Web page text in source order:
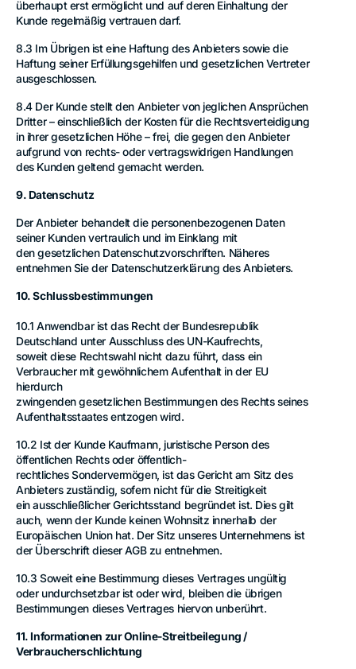
überhaupt erst ermöglicht und auf deren Einhaltung der
Kunde regelmäßig vertrauen darf.
8.3 Im Übrigen ist eine Haftung des Anbieters sowie die
Haftung seiner Erfüllungsgehilfen und gesetzlichen Vertreter
ausgeschlossen.
8.4 Der Kunde stellt den Anbieter von jeglichen Ansprüchen
Dritter – einschließlich der Kosten für die Rechtsverteidigung
in ihrer gesetzlichen Höhe – frei, die gegen den Anbieter
aufgrund von rechts- oder vertragswidrigen Handlungen
des Kunden geltend gemacht werden.
9. Datenschutz
Der Anbieter behandelt die personenbezogenen Daten
seiner Kunden vertraulich und im Einklang mit
den gesetzlichen Datenschutzvorschriften. Näheres
entnehmen Sie der Datenschutzerklärung des Anbieters.
10. Schlussbestimmungen
10.1 Anwendbar ist das Recht der Bundesrepublik
Deutschland unter Ausschluss des UN-Kaufrechts,
soweit diese Rechtswahl nicht dazu führt, dass ein
Verbraucher mit gewöhnlichem Aufenthalt in der EU
hierdurch
zwingenden gesetzlichen Bestimmungen des Rechts seines
Aufenthaltsstaates entzogen wird.
10.2 Ist der Kunde Kaufmann, juristische Person des
öffentlichen Rechts oder öffentlich-
rechtliches Sondervermögen, ist das Gericht am Sitz des
Anbieters zuständig, sofern nicht für die Streitigkeit
ein ausschließlicher Gerichtsstand begründet ist. Dies gilt
auch, wenn der Kunde keinen Wohnsitz innerhalb der
Europäischen Union hat. Der Sitz unseres Unternehmens ist
der Überschrift dieser AGB zu entnehmen.
10.3 Soweit eine Bestimmung dieses Vertrages ungültig
oder undurchsetzbar ist oder wird, bleiben die übrigen
Bestimmungen dieses Vertrages hiervon unberührt.
11. Informationen zur Online-Streitbeilegung /
Verbraucherschlichtung